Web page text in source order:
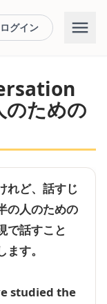
ログイン
のための
れど、話すじ
の人のための
で話すこと
す。
studied the